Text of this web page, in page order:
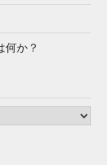
何か？